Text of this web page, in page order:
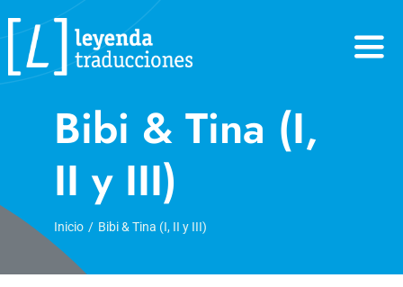
Skip
to
content
Bibi & Tina (I,
II y III)
Inicio Bibi & Tina (I, II y III)